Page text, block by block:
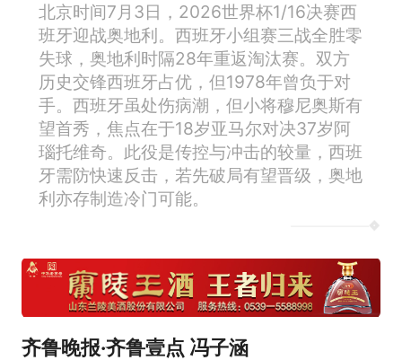
北京时间7月3日，2026世界杯1/16决赛西
班牙迎战奥地利。西班牙小组赛三战全胜零
失球，奥地利时隔28年重返淘汰赛。双方
历史交锋西班牙占优，但1978年曾负于对
手。西班牙虽处伤病潮，但小将穆尼奥斯有
望首秀，焦点在于18岁亚马尔对决37岁阿
瑙托维奇。此役是传控与冲击的较量，西班
牙需防快速反击，若先破局有望晋级，奥地
利亦存制造冷门可能。
齐鲁晚报·齐鲁壹点 冯子涵